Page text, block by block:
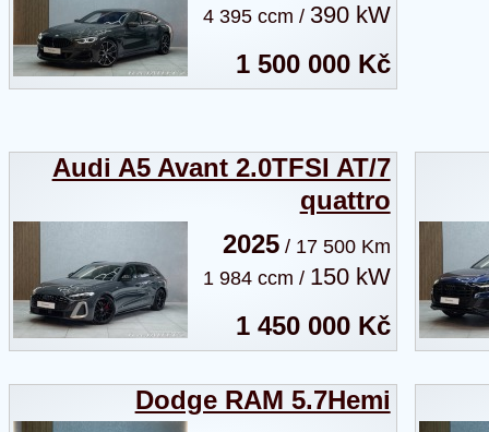
4 395 ccm / 390 kW
1 500 000 Kč
Audi A5 Avant 2.0TFSI AT/7
quattro
2025/ 17 500 Km
1 984 ccm / 150 kW
1 450 000 Kč
Dodge RAM 5.7Hemi